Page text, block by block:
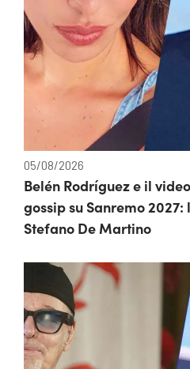
05/08/2026
Belén Rodríguez e il
gossip su Sanremo
Stefano De Martino